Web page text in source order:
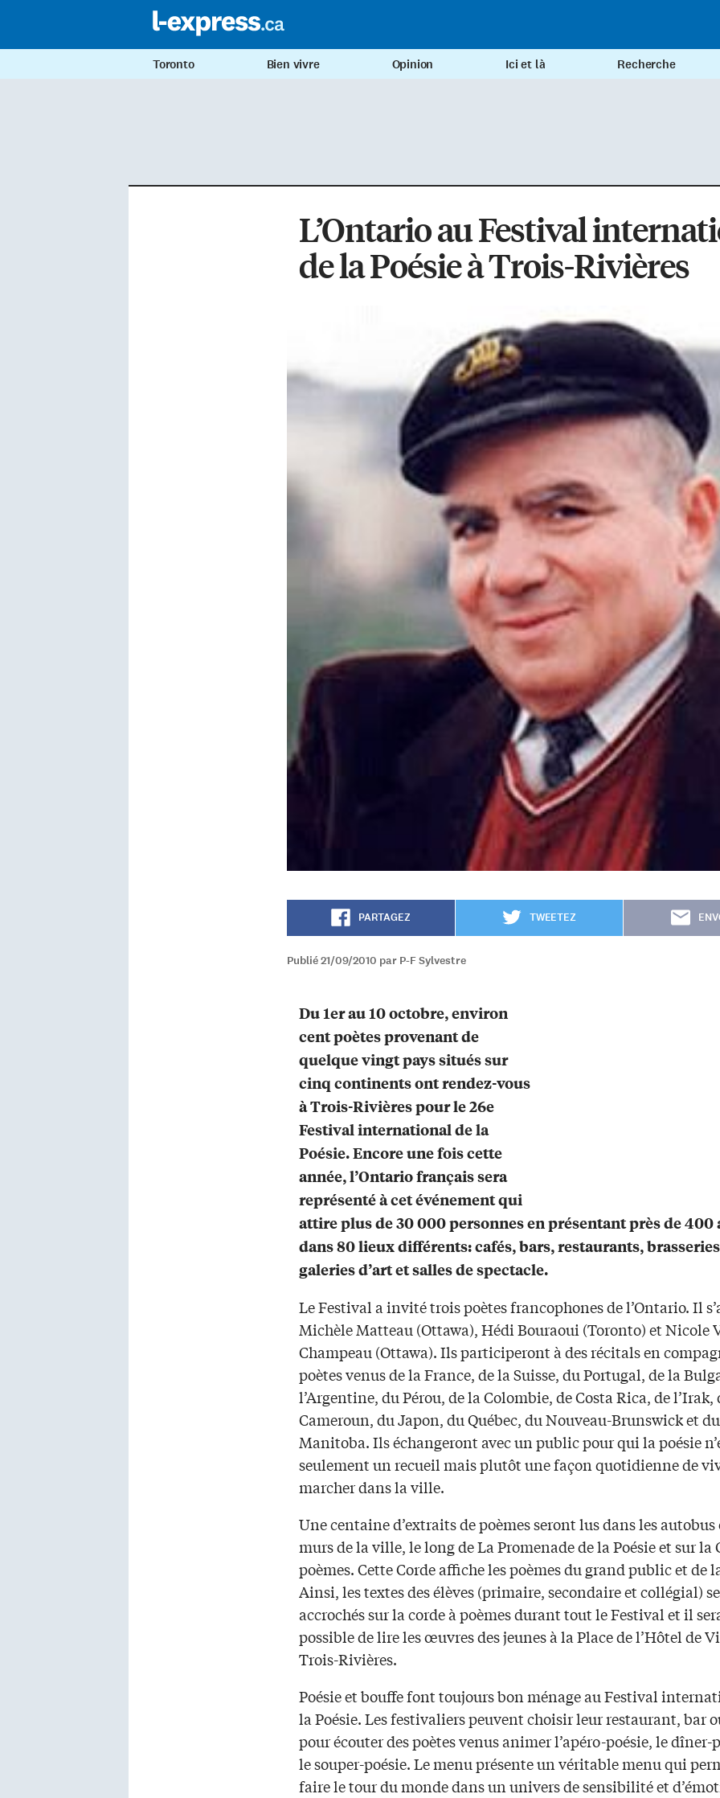
Toronto Bien vivre Opinion Ici et là Recherche
L’Ontario au Festival
de la Poésie à Trois-Rivières
PARTAGEZ TWEETEZ
Publié 21/09/2010 par P-F Sylvestre
Du 1er au 10 octobre, environ
cent poètes provenant de
quelque vingt pays situés sur
cinq continents ont rendez-vous
à Trois-Rivières pour le 26e
Festival international de la
Poésie. Encore une fois cette
année, l’Ontario français sera
représenté à cet événement qui
attire plus de 30 000 personnes en présentant près de
dans 80 lieux différents: cafés, bars, restaurants,
galeries d’art et salles de spectacle.
Le Festival a invité trois poètes francophones de l’Ontario. Il
Michèle Matteau (Ottawa), Hédi Bouraoui (Toronto) et Nicole
Champeau (Ottawa). Ils participeront à des récitals en
poètes venus de la France, de la Suisse, du Portugal, de la
l’Argentine, du Pérou, de la Colombie, de Costa Rica, de l’Irak,
Cameroun, du Japon, du Québec, du Nouveau-Brunswick et du
Manitoba. Ils échangeront avec un public pour qui la poésie
seulement un recueil mais plutôt une façon quotidienne de
marcher dans la ville.
Une centaine d’extraits de poèmes seront lus dans les autobus
murs de la ville, le long de La Promenade de la Poésie et sur la
poèmes. Cette Corde affiche les poèmes du grand public et de
Ainsi, les textes des élèves (primaire, secondaire et collégial)
accrochés sur la corde à poèmes durant tout le Festival et il
possible de lire les œuvres des jeunes à la Place de l’Hôtel de
Trois-Rivières.
Poésie et bouffe font toujours bon ménage au Festival
la Poésie. Les festivaliers peuvent choisir leur restaurant, bar
pour écouter des poètes venus animer l’apéro-poésie, le dîner-
le souper-poésie. Le menu présente un véritable menu qui
faire le tour du monde dans un univers de sensibilité et